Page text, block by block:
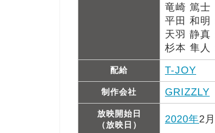
竜崎 篤士
平田 和明
天羽 静真
杉本 隼人
配給 T-JOY
制作会社 GRIZZLY
放映開始日
（放映日）
2020年2